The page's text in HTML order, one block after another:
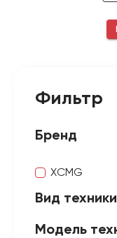
Фильтр
Бренд
XCMG
Вид техники
Модель